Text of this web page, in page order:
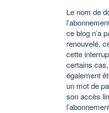
Le nom de
ce blog n’a
renouvelé,
cette
certains
également
un mot de
son accès